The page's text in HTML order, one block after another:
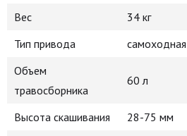
Вес
34 кг
Тип привода
самоходная
Объем
травосборника
60 л
Высота скашивания
28-75 мм